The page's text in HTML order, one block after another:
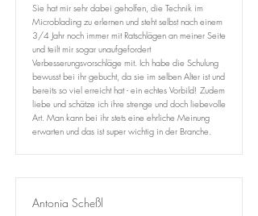
Sie hat mir sehr dabei geholfen, die Technik im
Microblading zu erlernen und steht selbst nach einem
3/4 Jahr noch immer mit Ratschlägen an meiner Seite
und teilt mir sogar unaufgefordert
Verbesserungsvorschläge mit. Ich habe die Schulung
bewusst bei ihr gebucht, da sie im selben Alter ist und
bereits so viel erreicht hat - ein echtes Vorbild! Zudem
liebe und schätze ich ihre strenge und doch liebevolle
Art. Man kann bei ihr stets eine ehrliche Meinung
erwarten und das ist super wichtig in der Branche.
Antonia Scheßl